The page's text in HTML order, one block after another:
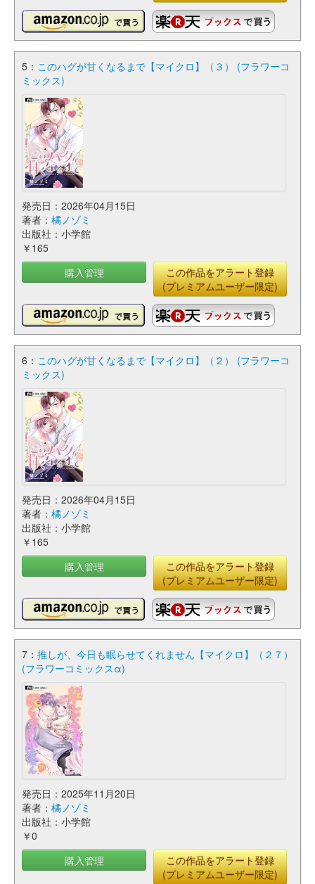
5： このハグが甘くなるまで【マイクロ】（３） (フラワーコ
ミックス)
発売日：2026年04月15日
著者： 橘ノゾミ
出版社：小学館
￥165
購入管理
この作品をアラート登録
(プレミアムユーザー限定)
6： このハグが甘くなるまで【マイクロ】（２） (フラワーコ
ミックス)
発売日：2026年04月15日
著者： 橘ノゾミ
出版社：小学館
￥165
購入管理
この作品をアラート登録
(プレミアムユーザー限定)
7： 推しが、今日も眠らせてくれません【マイクロ】（２７）
(フラワーコミックスα)
発売日：2025年11月20日
著者： 橘ノゾミ
出版社：小学館
￥0
購入管理
この作品をアラート登録
(プレミアムユーザー限定)